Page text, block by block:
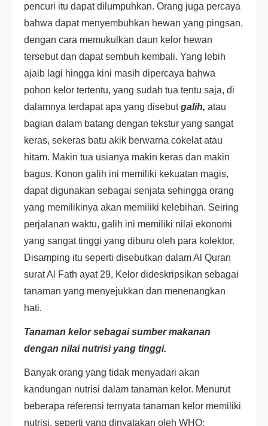
pencuri itu dapat dilumpuhkan. Orang juga percaya
bahwa dapat menyembuhkan hewan yang pingsan,
dengan cara memukulkan daun kelor hewan
tersebut dan dapat sembuh kembali. Yang lebih
ajaib lagi hingga kini masih dipercaya bahwa
pohon kelor tertentu, yang sudah tua tentu saja, di
dalamnya terdapat apa yang disebutgalih, atau
bagian dalam batang dengan tekstur yang sangat
keras, sekeras batu akik berwarna cokelat atau
hitam. Makin tua usianya makin keras dan makin
bagus. Konon galih ini memiliki kekuatan magis,
dapat digunakan sebagai senjata sehingga orang
yang memilikinya akan memiliki kelebihan. Seiring
perjalanan waktu, galih ini memiliki nilai ekonomi
yang sangat tinggi yang diburu oleh para kolektor.
Disamping itu seperti disebutkan dalam Al Quran
surat Al Fath ayat 29, Kelor dideskripsikan sebagai
tanaman yang menyejukkan dan menenangkan
hati.
Tanaman kelor sebagai sumber makanan
dengan nilai nutrisi yang tinggi.
Banyak orang yang tidak menyadari akan
kandungan nutrisi dalam tanaman kelor. Menurut
beberapa referensi ternyata tanaman kelor memiliki
nutrisi, seperti yang dinyatakan oleh WHO: